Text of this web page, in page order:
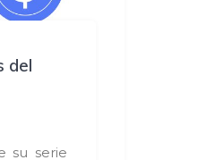
del
su serie